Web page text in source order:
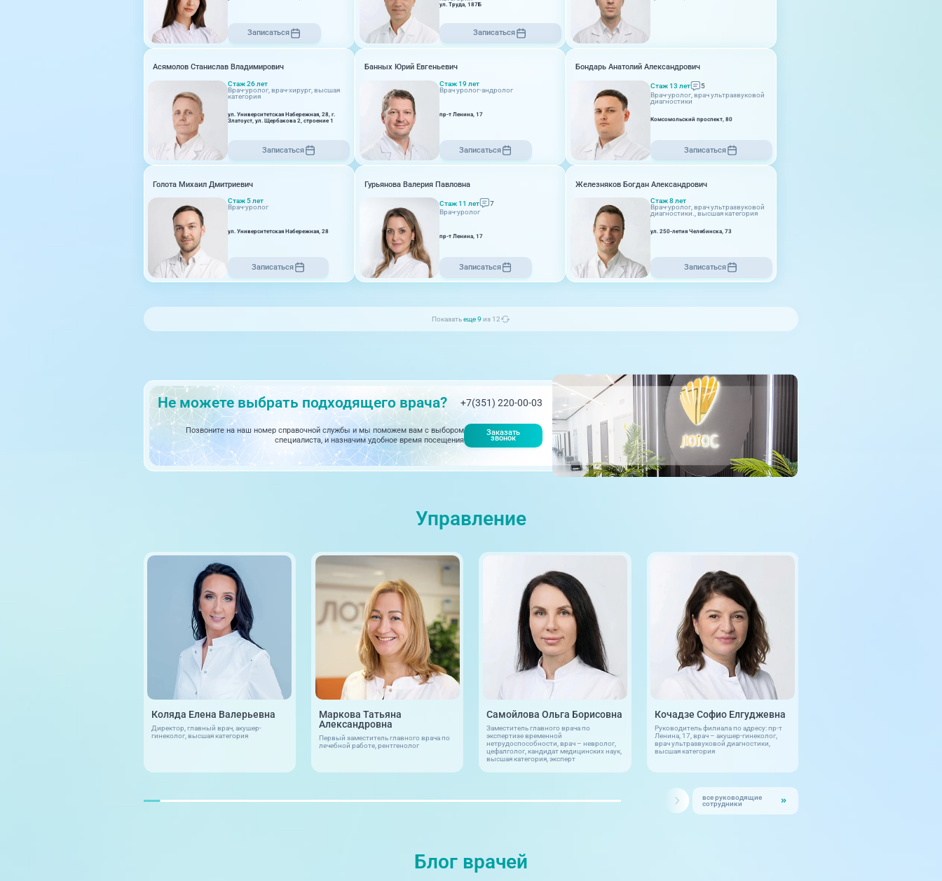
09:00-18:00
ул. Труда, 187Б (Клиника для
ул. 250-летия Челябинска, 73
ул. Университетская Набережная,
09:00-18:00
пр-т Ленина, 17 г. Копейск: пр-т Славы, 7
Выходной 08:00-21:00
ул. Труда, 183Б (Скорая
21:00-08:00
Профосмотры, ул.Труда, 183Б
ЦАОП, ул. Труда, 187Б
09:00-18:00
г. Златоуст, ул. Щербакова 2,
строение 1 (ЦАОП)
Выходной
Записаться
ул. Труда, 187Б
Записаться
Асямолов Станислав Владимирович
Стаж 26 лет
Врач-уролог, врач-хирург, высшая
категория
ул. Университетская Набережная, 28, г.
Златоуст, ул. Щербакова 2, строение 1
Записаться
Банных Юрий Евгеньевич
Стаж 19 лет
Врач уролог-андролог
пр-т Ленина, 17
Записаться
Бондарь Анатолий Александрович
Стаж 13 лет
5
Врач-уролог, врач ультразвуковой
диагностики
Комсомольский проспект, 80
Записаться
Голота Михаил Дмитриевич
Стаж 5 лет
Врач-уролог
ул. Университетская Набережная, 28
Записаться
Гурьянова Валерия Павловна
Стаж 11 лет
7
Врач-уролог
пр-т Ленина, 17
Записаться
Железняков Богдан Александрович
Стаж 8 лет
Врач-уролог, врач ультразвуковой
диагностики., высшая категория
ул. 250-летия Челябинска, 73
Записаться
Показатьеще 9 из 12
Не можете выбрать подходящего врача? +7(351) 220-00-03
Позвоните на наш номер справочной службы и мы поможем вам с выбором
специалиста, и назначим удобное время посещения
Заказать
звонок
Управление
Коляда Елена Валерьевна
Директор, главный врач, акушер-
гинеколог, высшая категория
Маркова Татьяна
Александровна
Первый заместитель главного врача по
лечебной работе, рентгенолог
Самойлова Ольга Борисовна
Заместитель главного врача по
экспертизе временной
нетрудоспособности, врач – невролог,
цефалголог, кандидат медицинских наук,
высшая категория, эксперт
Кочадзе Софио Елгуджевна
Руководитель филиала по адресу: пр-т
Ленина, 17, врач – акушер-гинеколог,
врач ультразвуковой диагностики,
высшая категория
все руководящие
сотрудники
Блог врачей